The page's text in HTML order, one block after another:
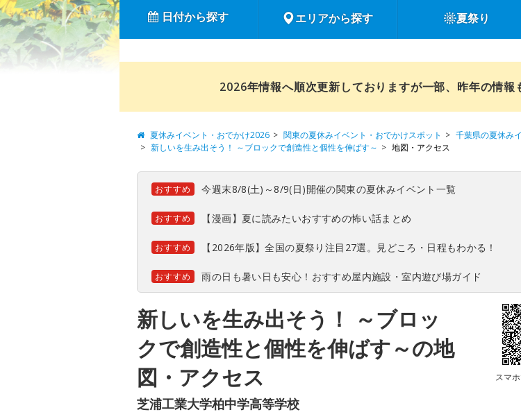
日付から探す エリアから探す 夏祭り
2026年情報へ順次更新しておりますが一部、昨年の情報
夏休みイベント・おでかけ2026 関東の夏休みイベント・おでかけスポット 千葉県の夏休み
新しいを生み出そう！ ～ブロックで創造性と個性を伸ばす～
地図・アクセス
おすすめ 今週末8/8(土)～8/9(日)開催の関東の夏休みイベント一覧
おすすめ 【漫画】夏に読みたいおすすめの怖い話まとめ
おすすめ 【2026年版】全国の夏祭り注目27選。見どころ・日程もわかる！
おすすめ 雨の日も暑い日も安心！おすすめ屋内施設・室内遊び場ガイド
新しいを生み出そう！ ～ブロッ
クで創造性と個性を伸ばす～の地
図・アクセス
芝浦工業大学柏中学高等学校
スマ